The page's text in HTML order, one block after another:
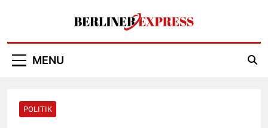
Berliner Express
MENU
POLITIK